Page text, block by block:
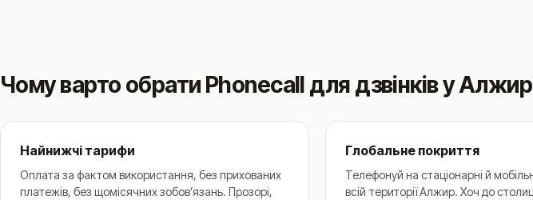
Чому варто обрати Phonecall для дзвінків у
Найнижчі тарифи
Оплата за фактом використання, без прихованих
платежів, без щомісячних зобовʼязань. Прозорі,
Глобальне покриття
Телефонуй на стаціонарні й
всій території Алжир. Хоч до